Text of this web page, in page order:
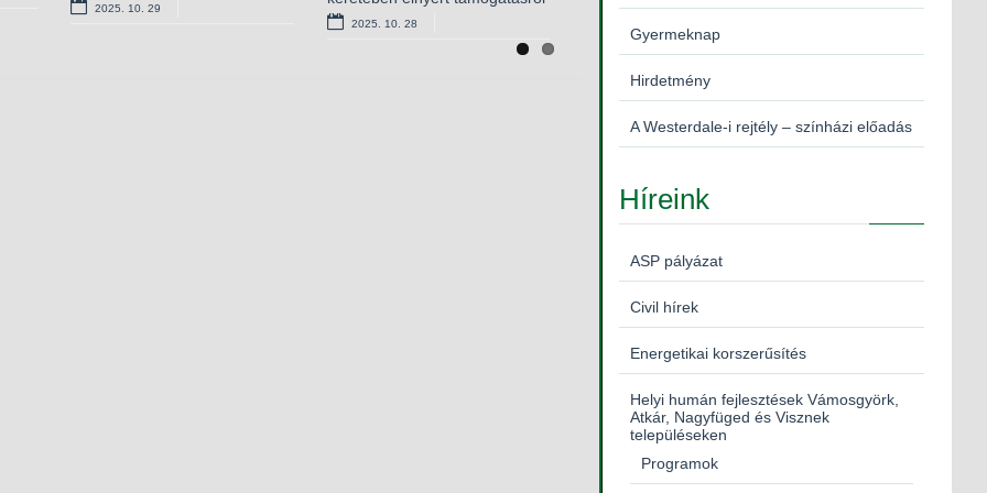
2025. 10. 29
2025. 10. 28
Gyermeknap
Hirdetmény
A Westerdale-i rejtély – színházi előadás
Híreink
ASP pályázat
Civil hírek
Energetikai korszerűsítés
Helyi humán fejlesztések Vámosgyörk,
Atkár, Nagyfüged és Visznek
településeken
Programok